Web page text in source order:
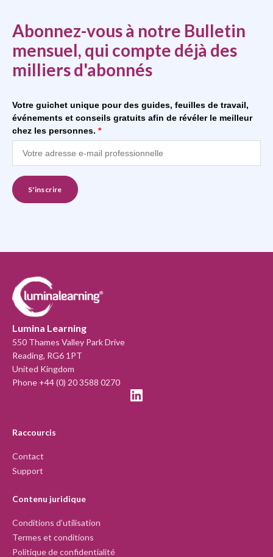
Abonnez-vous à notre Bulletin
mensuel, qui compte déjà des
milliers d'abonnés
Votre guichet unique pour des guides, feuilles de travail,
événements et conseils gratuits afin de révéler le meilleur
chez les personnes. *
Lumina Learning
550 Thames Valley Park Drive
Reading, RG6 1PT
United Kingdom
Phone +44 (0) 20 3588 0270
Raccourcis
Contact
Support
Contenu juridique
Conditions d’utilisation
Termes et conditions
Politique de confidentialité